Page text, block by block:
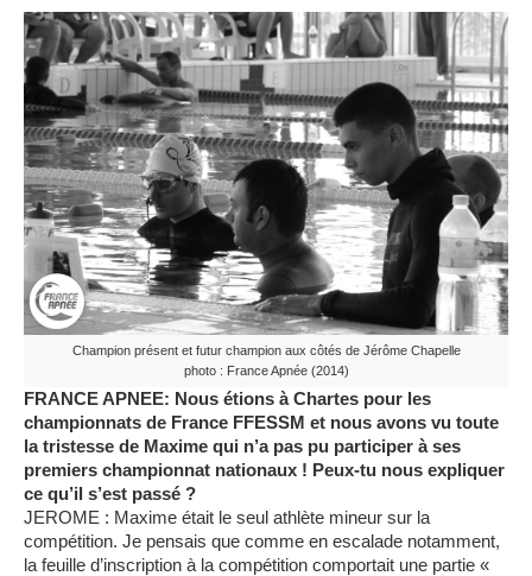
Champion présent et futur champion aux côtés de Jérôme Chapelle
photo : France Apnée (2014)
FRANCE APNEE: Nous étions à Chartes pour les
championnats de France FFESSM et nous avons vu toute
la tristesse de Maxime qui n’a pas pu participer à ses
premiers championnat nationaux ! Peux-tu nous expliquer
ce qu’il s’est passé ?
JEROME : Maxime était le seul athlète mineur sur la
compétition. Je pensais que comme en escalade notamment,
la feuille d’inscription à la compétition comportait une partie «